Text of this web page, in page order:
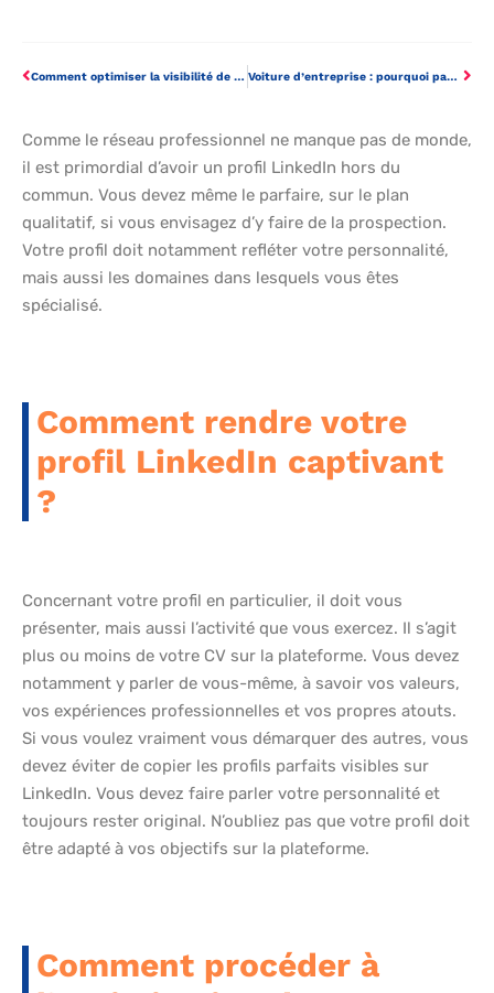
Comment optimiser la visibilité de son site sur Google? Voiture d’entreprise : pourquoi passer à l’électrique ?
Comme le réseau professionnel ne manque pas de monde,
il est primordial d’avoir un profil LinkedIn hors du
commun. Vous devez même le parfaire, sur le plan
qualitatif, si vous envisagez d’y faire de la prospection.
Votre profil doit notamment refléter votre personnalité,
mais aussi les domaines dans lesquels vous êtes
spécialisé.
Comment rendre votre
profil LinkedIn captivant
?
Concernant votre profil en particulier, il doit vous
présenter, mais aussi l’activité que vous exercez. Il s’agit
plus ou moins de votre CV sur la plateforme. Vous devez
notamment y parler de vous-même, à savoir vos valeurs,
vos expériences professionnelles et vos propres atouts.
Si vous voulez vraiment vous démarquer des autres, vous
devez éviter de copier les profils parfaits visibles sur
LinkedIn. Vous devez faire parler votre personnalité et
toujours rester original. N’oubliez pas que votre profil doit
être adapté à vos objectifs sur la plateforme.
Comment procéder à